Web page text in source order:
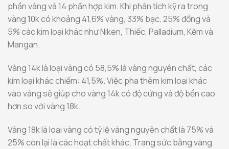
phần vàng và 14 phần hợp kim. Khi phân tích kỹ ra trong
vàng 10k có khoảng 41,6% vàng, 33% bạc, 25% đồng và
5% các kim loại khác như Niken, Thiếc, Palladium, Kẽm và
Mangan.
Vàng 14k là loại vàng có 58,5% là vàng nguyên chất, các
kim loại khác chiếm: 41,5%. Việc pha thêm kim loại khác
vào vàng sẽ giúp cho vàng 14k có độ cứng và độ bền cao
hơn so với vàng 18k.
Vàng 18k là loại vàng có tỷ lệ vàng nguyên chất là 75% và
25% còn lại là các hoạt chất khác. Trang sức bằng vàng